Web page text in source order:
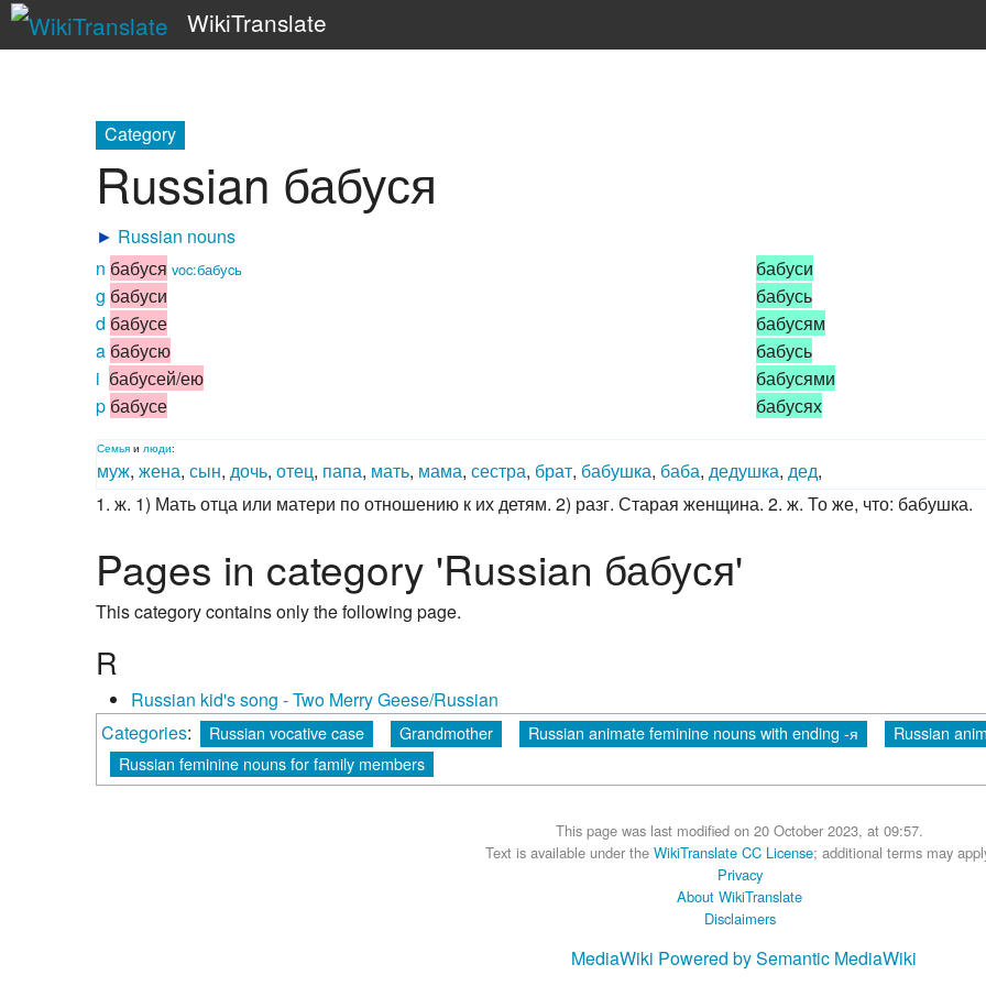
WikiTranslate
Category
Russian бабуся
► Russian nouns
n бабуся voc:бабуcь
g бабуси
d бабусе
a бабусю
i бабусей/ею
p бабусе
бабуси
бабусь
бабусям
бабусь
бабусями
бабусях
Семья и люди:
муж, жена, сын, дочь, отец, папа, мать, мама, сестра, брат, бабушка, баба, дедушка, дед,
1. ж. 1) Мать отца или матери по отношению к их детям. 2) разг. Старая женщина. 2. ж. То же, что: бабушка.
Pages in category 'Russian бабуся'
This category contains only the following page.
R
Russian kid's song - Two Merry Geese/Russian
Categories: Russian vocative case Grandmother Russian animate feminine nouns with ending -я
Russian
Russian feminine nouns for family members
This page was last modified on 20 October 2023, at 09:57.
Text is available under the WikiTranslate CC License; additional terms may
Privacy
About WikiTranslate
Disclaimers
MediaWiki Powered by Semantic MediaWiki